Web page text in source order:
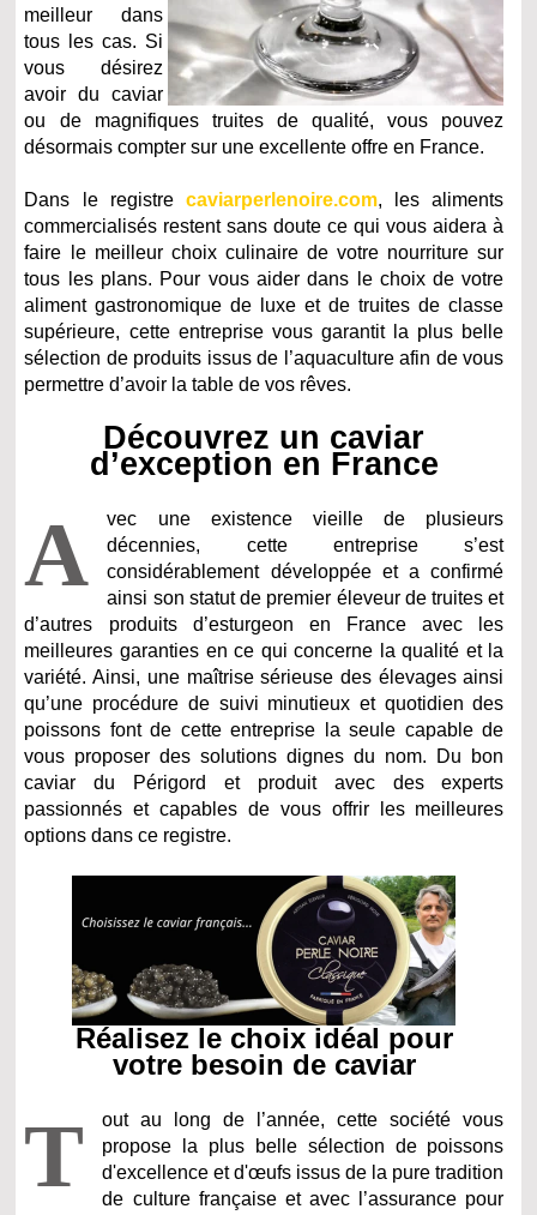
meilleur dans
tous les cas. Si
vous désirez
avoir du caviar
ou de magnifiques truites de qualité, vous pouvez
désormais compter sur une excellente offre en France.
Dans le registrecaviarperlenoire.com, les aliments
commercialisés restent sans doute ce qui vous aidera à
faire le meilleur choix culinaire de votre nourriture sur
tous les plans. Pour vous aider dans le choix de votre
aliment gastronomique de luxe et de truites de classe
supérieure, cette entreprise vous garantit la plus belle
sélection de produits issus de l’aquaculture afin de vous
permettre d’avoir la table de vos rêves.
Découvrez un caviar
d’exception en France
A
vec une existence vieille de plusieurs
décennies, cette entreprise s’est
considérablement développée et a confirmé
ainsi son statut de premier éleveur de truites et
d’autres produits d’esturgeon en France avec les
meilleures garanties en ce qui concerne la qualité et la
variété. Ainsi, une maîtrise sérieuse des élevages ainsi
qu’une procédure de suivi minutieux et quotidien des
poissons font de cette entreprise la seule capable de
vous proposer des solutions dignes du nom. Du bon
caviar du Périgord et produit avec des experts
passionnés et capables de vous offrir les meilleures
options dans ce registre.
Réalisez le choix idéal pour
votre besoin de caviar
T
out au long de l’année, cette société vous
propose la plus belle sélection de poissons
d'excellence et d'œufs issus de la pure tradition
de culture française et avec l’assurance pour